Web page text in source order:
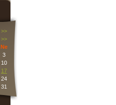
>>
>>
Ne
3
10
17
24
31